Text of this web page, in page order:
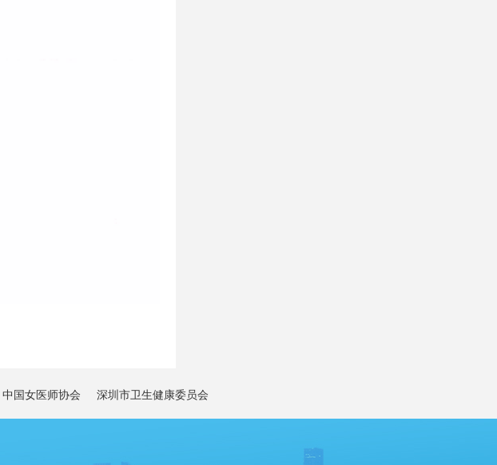
中国女医师协会 深圳市卫生健康委员会